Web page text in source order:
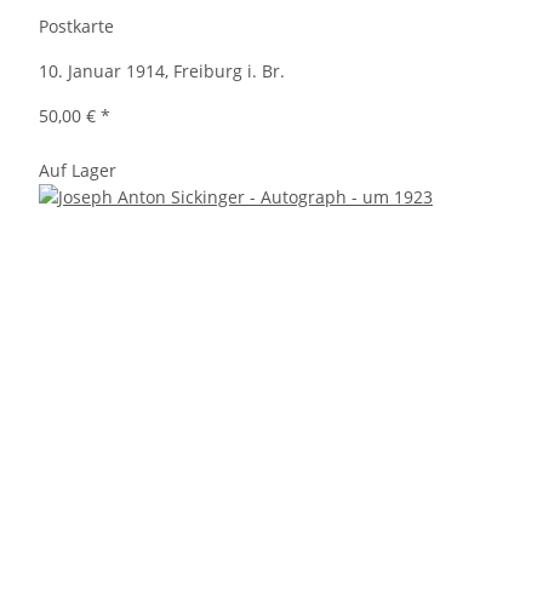
Postkarte
10. Januar 1914, Freiburg i. Br.
50,00 € *
Auf Lager